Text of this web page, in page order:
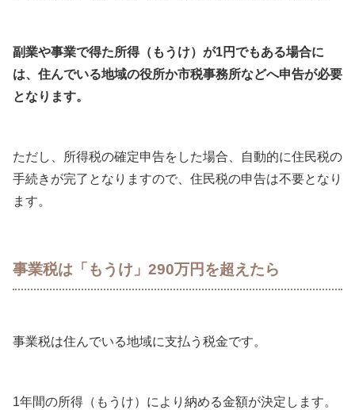
副業や事業で得た所得（もうけ）が1円でもある場合に
は、住んでいる地域の役所か市税事務所などへ申告が必要
となります。
ただし、所得税の確定申告をした場合、自動的に住民税の
手続きが完了となりますので、住民税の申告は不要となり
ます。
事業税は「もうけ」290万円を超えたら
事業税は住んでいる地域に支払う税金です。
1年間の所得（もうけ）により納める金額が決定します。